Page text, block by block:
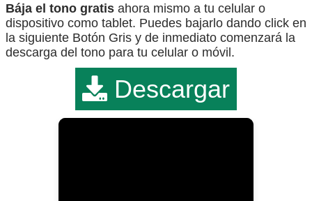
Bája el tono gratis ahora mismo a tu celular o
dispositivo como tablet. Puedes bajarlo dando click en
la siguiente Botón Gris y de inmediato comenzará la
descarga del tono para tu celular o móvil.
Descargar